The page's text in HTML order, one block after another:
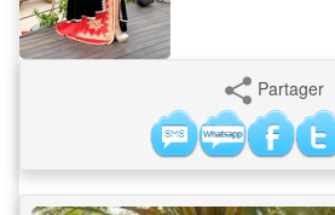
Partager